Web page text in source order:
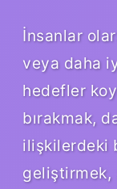
İnsanlar
veya daha
hedefler
bırakmak,
ilişkilerdeki
geliştirmek,